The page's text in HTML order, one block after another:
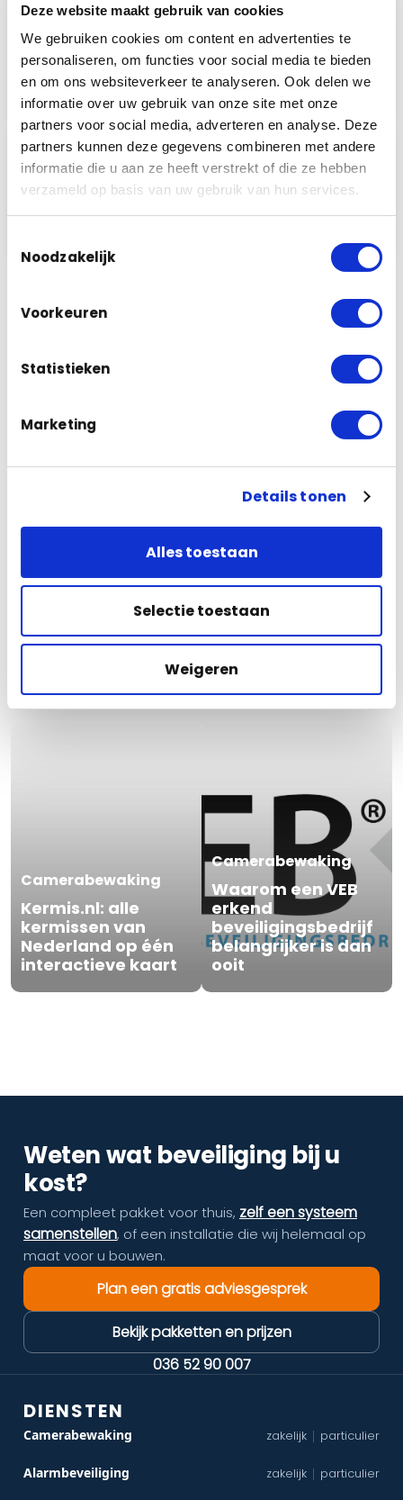
Deze website maakt gebruik van cookies
We gebruiken cookies om content en advertenties te
personaliseren, om functies voor social media te bieden
en om ons websiteverkeer te analyseren. Ook delen we
informatie over uw gebruik van onze site met onze
partners voor social media, adverteren en analyse. Deze
partners kunnen deze gegevens combineren met andere
informatie die u aan ze heeft verstrekt of die ze hebben
verzameld op basis van uw gebruik van hun services.
Noodzakelijk
Voorkeuren
Statistieken
Marketing
Details tonen
Alles toestaan
Selectie toestaan
Weigeren
Het beveiligingssysteem zal door onze
geïnstalleerd. Door onze kennis en
passie voor…
Lees meer
4 Tevreden klant
Pas als u tevreden bent zijn wij voldaan!
Wij zullen er dus ook alles aan doen…
camerabewaking:
wanneer verplicht
de tekentafel:
MijnOpslag.nl in
Mijdrecht
Camerabewaking
Kermis.nl: alle
kermissen van
Nederland op één
interactieve kaart
Camerabewaking
Waarom een VEB
erkend
beveiligingsbedrijf
belangrijker is dan
ooit
Weten wat beveiliging bij u
kost?
Een compleet pakket voor thuis, zelf een systeem
samenstellen, of een installatie die wij helemaal op
maat voor u bouwen.
Plan een gratis adviesgesprek
Bekijk pakketten en prijzen
036 52 90 007
DIENSTEN
Camerabewaking zakelijk | particulier
Alarmbeveiliging zakelijk | particulier